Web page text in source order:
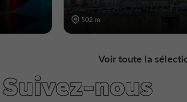
502 m
Voir toute la
Suivez-nous